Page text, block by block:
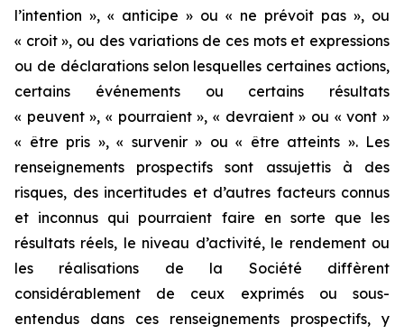
l’intention », « anticipe » ou « ne prévoit pas », ou
« croit », ou des variations de ces mots et expressions
ou de déclarations selon lesquelles certaines actions,
certains événements ou certains résultats
« peuvent », « pourraient », « devraient » ou « vont »
« être pris », « survenir » ou « être atteints ». Les
renseignements prospectifs sont assujettis à des
risques, des incertitudes et d’autres facteurs connus
et inconnus qui pourraient faire en sorte que les
résultats réels, le niveau d’activité, le rendement ou
les réalisations de la Société diffèrent
considérablement de ceux exprimés ou sous-
entendus dans ces renseignements prospectifs, y